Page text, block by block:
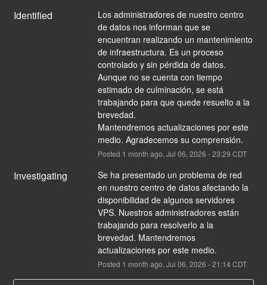
Identified
Los administradores de nuestro centro
de datos nos informan que se
encuentran realizando un mantenimiento
de infraestructura. Es un proceso
controlado y sin pérdida de datos.
Aunque no se cuenta con tiempo
estimado de culminación, se está
trabajando para que quede resuelto a la
brevedad.
Mantendremos actualizaciones por este
medio. Agradecemos su comprensión.
Posted 1 month ago. Jul 06, 2026 -23:29 CDT
Investigating
Se ha presentado un problema de red
en nuestro centro de datos afectando la
disponibilidad de algunos servidores
VPS. Nuestros administradores están
trabajando para resolverlo a la
brevedad. Mantendremos
actualizaciones por este medio.
Posted 1 month ago. Jul 06, 2026 -21:14CDT